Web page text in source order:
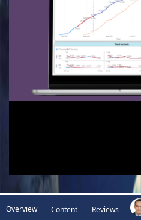
Overview Content Reviews